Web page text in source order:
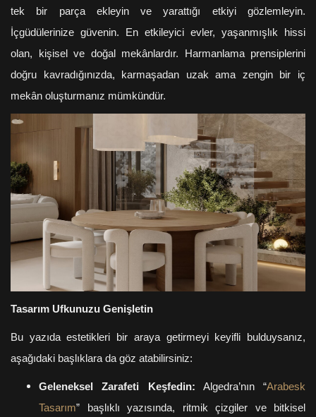
tek bir parça ekleyin ve yarattığı etkiyi gözlemleyin.
İçgüdülerinize güvenin. En etkileyici evler, yaşanmışlık hissi
olan, kişisel ve doğal mekânlardır. Harmanlama prensiplerini
doğru kavradığınızda, karmaşadan uzak ama zengin bir iç
mekân oluşturmanız mümkündür.
Tasarım Ufkunuzu Genişletin
Bu yazıda estetikleri bir araya getirmeyi keyifli bulduysanız,
aşağıdaki başlıklara da göz atabilirsiniz:
Geleneksel Zarafeti Keşfedin: Algedra’nın “Arabesk
Tasarım” başlıklı yazısında, ritmik çizgiler ve bitkisel